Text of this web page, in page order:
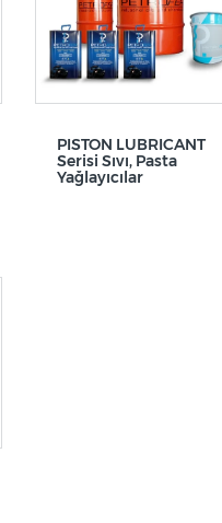
PISTON LUBRICANT
Serisi Sıvı, Pasta
Yağlayıcılar